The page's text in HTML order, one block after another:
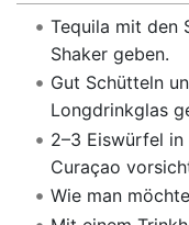
Tequila mit den
Shaker geben.
Gut Schütteln
Longdrinkglas
2–3 Eiswürfel in
Curaçao
Wie man möchte